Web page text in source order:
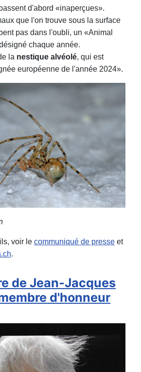
d'abord «inaperçues».
que l'on trouve sous la surface
pas dans l'oubli, un «Animal
chaque année.
la nestique alvéolé, qui est
européenne de l'année 2024».
voir le communiqué de presse et
.
de Jean-Jacques
d'honneur